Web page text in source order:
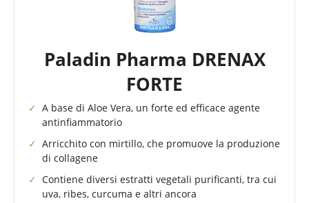
Paladin Pharma DRENAX
FORTE
A base di Aloe Vera, un forte ed efficace agente
antinfiammatorio
Arricchito con mirtillo, che promuove la produzione
di collagene
Contiene diversi estratti vegetali purificanti, tra cui
uva, ribes, curcuma e altri ancora